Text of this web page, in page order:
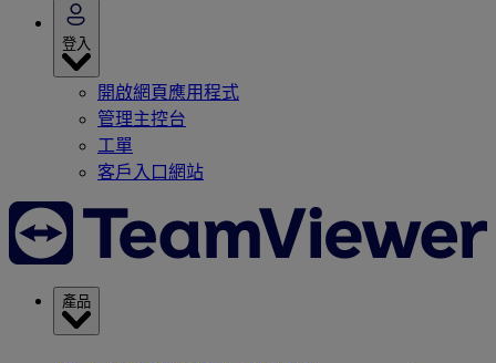
登入
開啟網頁應用程式
管理主控台
工單
客戶入口網站
產品